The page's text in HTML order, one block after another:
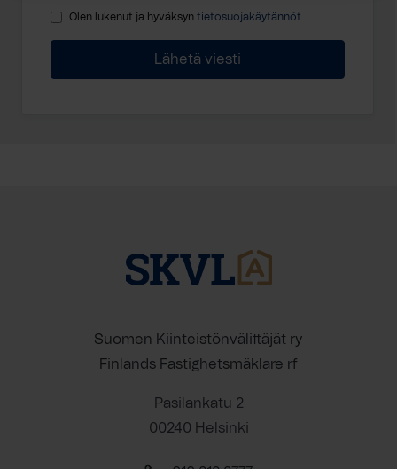
Olen lukenut ja hyväksyn tietosuojakäytännöt
Suomen Kiinteistönvälittäjät ry
Finlands Fastighetsmäklare rf
Pasilankatu 2
00240 Helsinki